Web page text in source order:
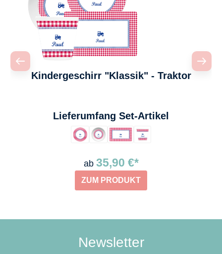
Kindergeschirr "Klassik" - Traktor
Lieferumfang Set-Artikel
ab 35,90 €*
ZUM PRODUKT
Newsletter